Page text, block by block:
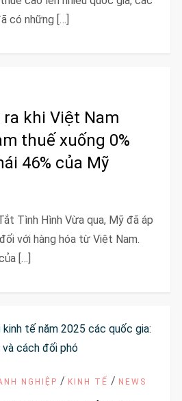
có những […]
ra khi Việt Nam
thuế xuống 0%
46% của Mỹ
Tình Hình Vừa qua, Mỹ đã áp
với hàng hóa từ Việt Nam.
[…]
NGHIỆP / KINH TẾ / NEWS